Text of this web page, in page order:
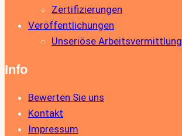
Zertifizierungen
Veröffentlichungen
Unseriöse Arbeitsvermittlung
Info
Bewerten Sie uns
Kontakt
Impressum